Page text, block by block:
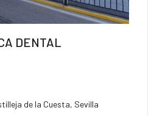
DENTAL
de la Cuesta, Sevilla